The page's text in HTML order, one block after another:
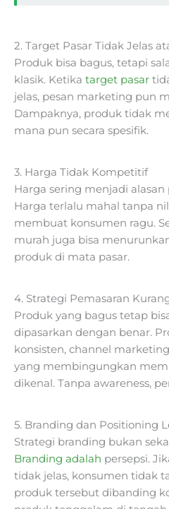
2. Target Pasar Tidak Jelas
Produk bisa bagus, tetapi
klasik. Ketika target pasar
jelas, pesan marketing pun
Dampaknya, produk tidak
mana pun secara spesifik.
3. Harga Tidak Kompetitif
Harga sering menjadi
Harga terlalu mahal tanpa
membuat konsumen ragu.
murah juga bisa
produk di mata pasar.
4. Strategi Pemasaran
Produk yang bagus tetap
dipasarkan dengan benar.
konsisten, channel
yang membingungkan
dikenal. Tanpa awareness,
5. Branding dan Positioning
Strategi branding bukan
Branding adalah persepsi.
tidak jelas, konsumen tidak
produk tersebut dibanding